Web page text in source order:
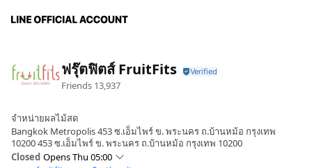
ฟรุ๊ตฟิตส์ FruitFits
Friends 13,937
จำหน่ายผลไม้สด
Bangkok Metropolis 453 ซ.เอ็มไพร์ ข. พระนคร ถ.บ้านหม้อ กรุงเทพ
10200 453 ซ.เอ็มไพร์ ข. พระนคร ถ.บ้านหม้อ กรุงเทพ 10200
Closed Opens Thu 05:00